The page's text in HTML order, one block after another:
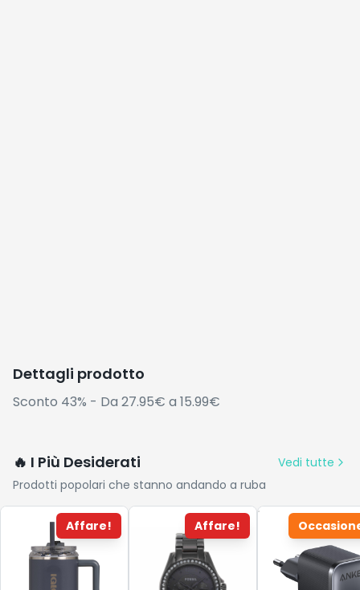
Dettagli prodotto
Sconto 43% - Da 27.95€ a 15.99€
🔥 I Più Desiderati
Vedi tutte
Prodotti popolari che stanno andando a ruba
Affare! Affare!